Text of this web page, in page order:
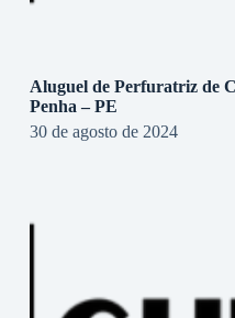
Aluguel de Perfuratriz de
Penha – PE
30 de agosto de 2024